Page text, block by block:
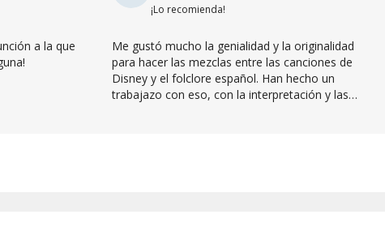
a la que
¡Lo recomienda!
Me gustó mucho la genialidad y la originalidad
para hacer las mezclas entre las canciones de
Disney y el folclore español. Han hecho un
trabajazo con eso, con la interpretación y las